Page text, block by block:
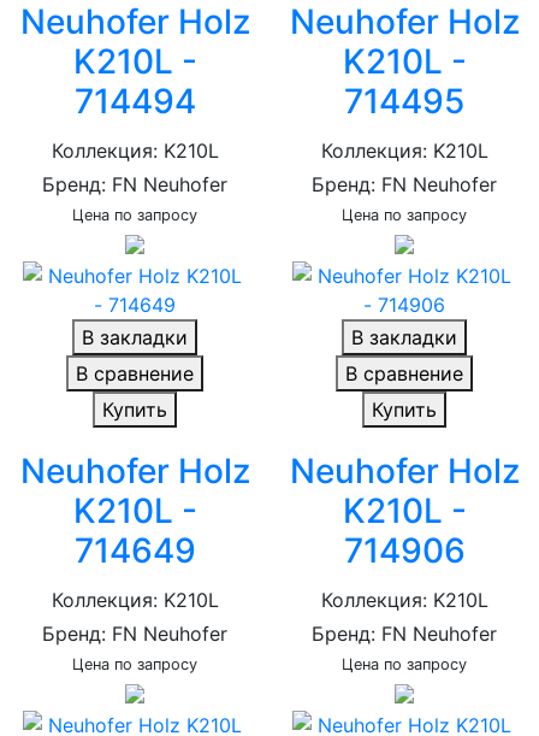
Neuhofer Holz
K210L -
714494
Коллекция: K210L
Бренд: FN Neuhofer
Цена по запросу
Neuhofer Holz
K210L -
714495
Коллекция: K210L
Бренд: FN Neuhofer
Цена по запросу
В закладки
В сравнение
Купить
Neuhofer Holz
K210L -
714649
Коллекция: K210L
Бренд: FN Neuhofer
Цена по запросу
В закладки
В сравнение
Купить
Neuhofer Holz
K210L -
714906
Коллекция: K210L
Бренд: FN Neuhofer
Цена по запросу